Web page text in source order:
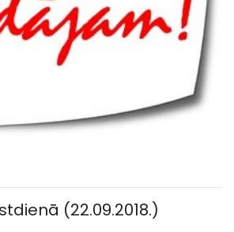
(22.09.2018.)